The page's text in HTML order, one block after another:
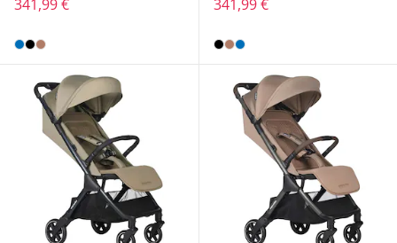
341,99 € 341,99 €